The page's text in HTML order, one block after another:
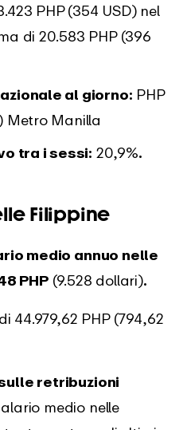
PHP (354 USD) nel
di 20.583 PHP (396
al giorno: PHP
Metro Manilla
tra i sessi: 20,9%.
Filippine
medio annuo nelle
PHP(9.528 dollari).
44.979,62 PHP (794,62
retribuzioni
medio nelle